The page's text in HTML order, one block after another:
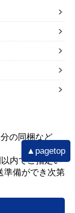
の同梱など
内でご指定い
準備ができ次第
▲pagetop